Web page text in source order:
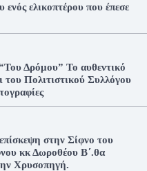
ενός ελικοπτέρου που έπεσε
Δρόμου” Το αυθεντικό
του Πολιτιστικού Συλλόγου
στην Σίφνο του
κκ Δωροθέου Β΄.θα
Χρυσοπηγή.